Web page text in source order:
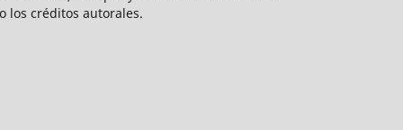
los créditos autorales.